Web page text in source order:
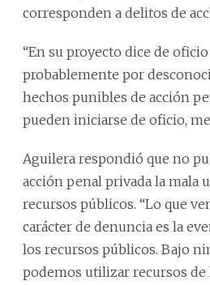
corresponden a delitos de
“En su proyecto dice de oficio
probablemente por
hechos punibles de acción
pueden iniciarse de oficio,
Aguilera respondió que no
acción penal privada la mala
recursos públicos. “Lo que
carácter de denuncia es la
los recursos públicos. Bajo
podemos utilizar recursos